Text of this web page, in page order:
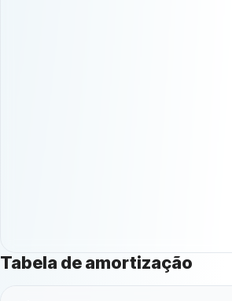
Tabela de amortização